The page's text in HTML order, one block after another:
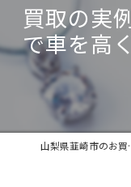
買取の実
で車を高
山梨県韮